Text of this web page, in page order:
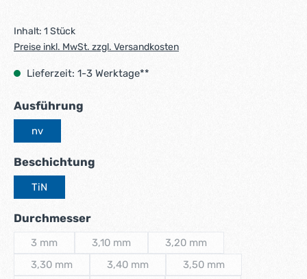
Inhalt: 1 Stück
Preise inkl. MwSt. zzgl. Versandkosten
Lieferzeit: 1-3 Werktage**
Ausführung
nv
Beschichtung
TiN
Durchmesserauswählen
3 mm
(Diese Option ist zurzeit nicht verfügbar.)
3,10 mm
(Diese Option ist zurzeit nicht verfügbar.)
3,20 mm
3,30 mm
(Diese Option ist zurzeit nicht verfügbar.)
3,40 mm
(Diese Option ist zurzeit nicht verfügbar.)
3,50 mm